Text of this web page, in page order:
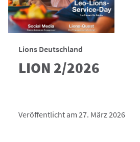
Lions Deutschland
LION 2/2026
Veröffentlicht am 27. März 2026